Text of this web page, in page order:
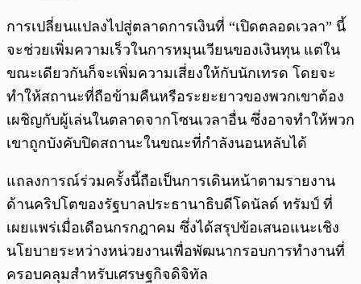
การเปลี่ยนแปลงไปสู่ตลาดการเงินที่ “เปิดตลอดเวลา” นี้
จะช่วยเพิ่มความเร็วในการหมุนเวียนของเงินทุน แต่ใน
ขณะเดียวกันก็จะเพิ่มความเสี่ยงให้กับนักเทรด โดยจะ
ทำให้สถานะที่ถือข้ามคืนหรือระยะยาวของพวกเขาต้อง
เผชิญกับผู้เล่นในตลาดจากโซนเวลาอื่น ซึ่งอาจทำให้พวก
เขาถูกบังคับปิดสถานะในขณะที่กำลังนอนหลับได้
แถลงการณ์ร่วมครั้งนี้ถือเป็นการเดินหน้าตามรายงาน
ด้านคริปโตของรัฐบาลประธานาธิบดีโดนัลด์ ทรัมป์ ที่
เผยแพร่เมื่อเดือนกรกฎาคม ซึ่งได้สรุปข้อเสนอแนะเชิง
นโยบายระหว่างหน่วยงานเพื่อพัฒนากรอบการทำงานที่
ครอบคลุมสำหรับเศรษฐกิจดิจิทัล